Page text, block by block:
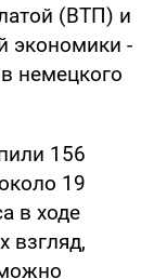
(ВТП) и
экономики -
немецкого
156
19
в ходе
взгляд,